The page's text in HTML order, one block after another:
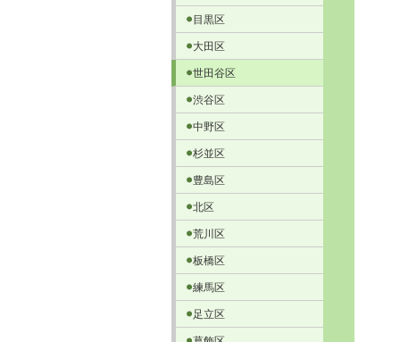
目黒区
大田区
世田谷区
渋谷区
中野区
杉並区
豊島区
北区
荒川区
板橋区
練馬区
足立区